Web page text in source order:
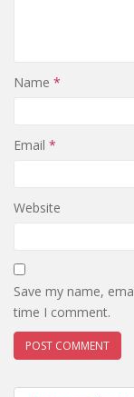
Name *
Email *
Website
Save my name,
time I comment.